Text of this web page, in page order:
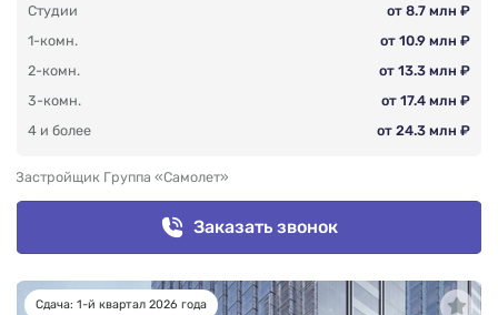
Студии
от 8.7 млн ₽
1-комн.
от 10.9 млн ₽
2-комн.
от 13.3 млн ₽
3-комн.
от 17.4 млн ₽
4 и более
от 24.3 млн ₽
Застройщик Группа «Самолет»
Заказать звонок
Сдача: 1-й квартал 2026 года